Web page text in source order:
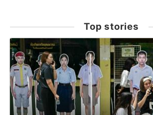
Top stories